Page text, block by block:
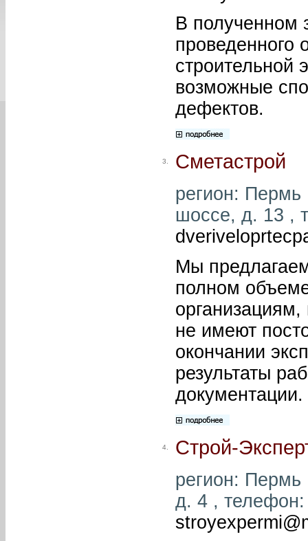
В полученном
проведенного
строительной
возможные
дефектов.
3. Сметастрой
регион: Пермь
шоссе, д. 13 ,
Мы
полном
не имеют
окончании
результаты
документации.
4. Строй-
регион:
д. 4 ,